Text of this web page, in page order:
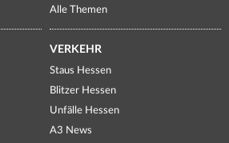
Alle Themen
VERKEHR
Staus Hessen
Blitzer Hessen
Unfälle Hessen
A3 News